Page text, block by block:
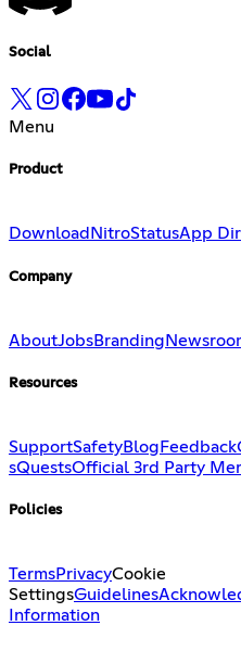
Social
Menu
Product
Download NitroStatusApp
Company
AboutJobsBranding
Resources
SupportSafetyBlog Feedback
sQuestsOfficial 3rd Party
Policies
TermsPrivacyCookie
SettingsGuidelines
Information